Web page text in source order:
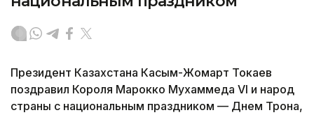
Президент Казахстана Касым-Жомарт Токаев
поздравил Короля Марокко Мухаммеда VI и народ
страны с национальным праздником — Днем Трона,